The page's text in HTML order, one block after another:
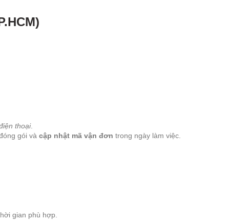
thoại.
gói và cập nhật mã vận đơn trong ngày làm việc.
gian phù hợp.